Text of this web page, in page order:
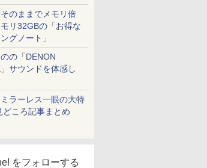
のままでメモリ倍
リ32GBの「お得な
グノート」
の「DENON
サウンドを体感し
ラーレス一眼の大特
どころ記事まとめ
をフォローする